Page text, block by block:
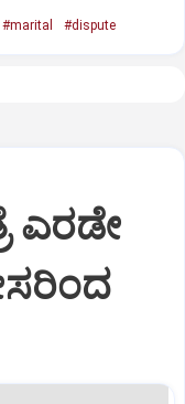
#marital #dispute
ಎರಡೇ